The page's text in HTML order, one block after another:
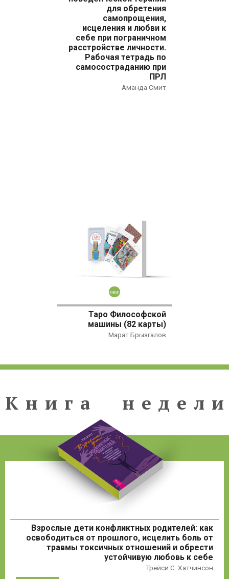
для обретения
самопрощения,
исцеления и любви к
себе при пограничном
расстройстве личности.
Рабочая тетрадь по
самосостраданию при
ПРЛ
Аманда Смит
Новинка
Таро Философской
машины (82 карты)
Марат Брызгалов
Книга недели
К н и г а н е д е л и
Взрослые дети конфликтных родителей: как
освободиться от прошлого, исцелить боль от
травмы токсичных отношений и обрести
устойчивую любовь к себе
Трейси С. Хатчинсон